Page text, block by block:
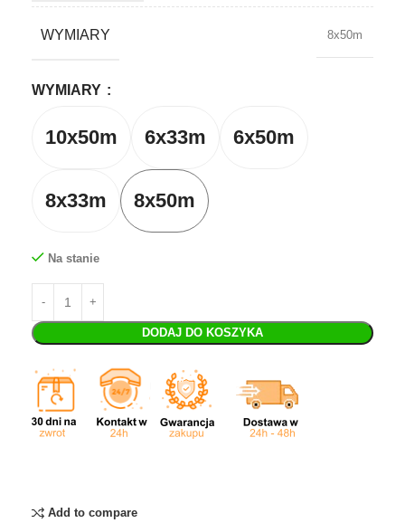
WYMIARY 8x50m
WYMIARY
10x50m 6x33m 6x50m
8x33m 8x50m
Na stanie
DODAJ DO KOSZYKA
Add to compare